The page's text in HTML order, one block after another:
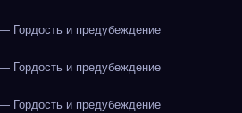
Гордость и предубеждение
Гордость и предубеждение
Гордость и предубеждение